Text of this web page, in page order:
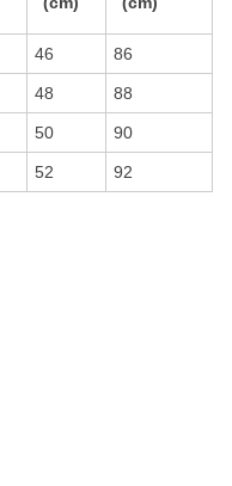
46 86
48 88
50 90
52 92